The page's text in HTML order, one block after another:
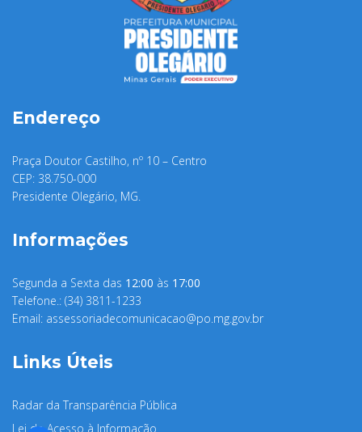
Endereço
Praça Doutor Castilho, nº 10 – Centro
CEP: 38.750-000
Presidente Olegário, MG.
Informações
Segunda a Sexta das 12:00 às 17:00
Telefone.: (34) 3811-1233
Email: assessoriadecomunicacao@po.mg.gov.br
Links Úteis
Radar da Transparência Pública
Lei de Acesso à Informação